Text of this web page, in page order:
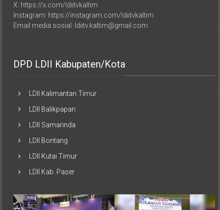
Instagram: https://instagram.com/ldiitvkaltim
Email media sosial: ldiitv.kaltim@gmail.com
LDII Samarinda
LDII Kutai Timur